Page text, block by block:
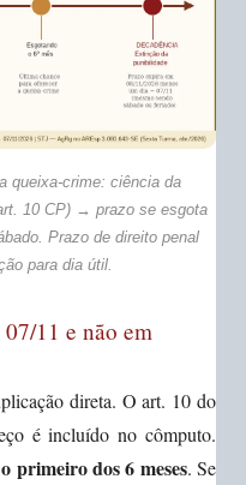
queixa-crime: ciência da
10 CP) → prazo se esgota
Prazo de direito penal
para dia útil.
11 e não em
direta. O art. 10 do
é incluído no cômputo.
primeiro dos 6 meses. Se